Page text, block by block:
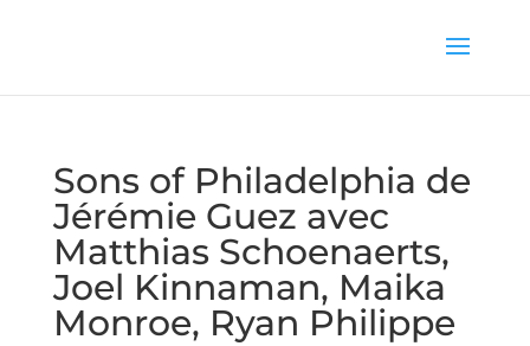
Sons of Philadelphia de
Jérémie Guez avec
Matthias Schoenaerts,
Joel Kinnaman, Maika
Monroe, Ryan Philippe